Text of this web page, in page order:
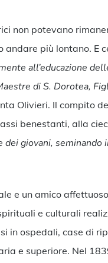
non potevano
più lontano. E
all’educazione
di S. Dorotea,
Olivieri. Il compito
benestanti, alla
dei giovani,
e un amico
e culturali
in ospedali, case di
e superiore. Nel